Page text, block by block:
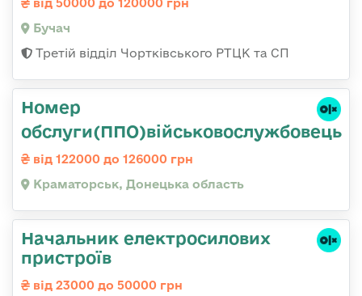
від 50000 до 120000 грн
Бучач
Третій відділ Чортківського РТЦК та СП
Номер
обслуги(ППО)військовослужбовець
від 122000 до 126000 грн
Краматорськ, Донецька область
Начальник електросилових
пристроїв
від 23000 до 50000 грн